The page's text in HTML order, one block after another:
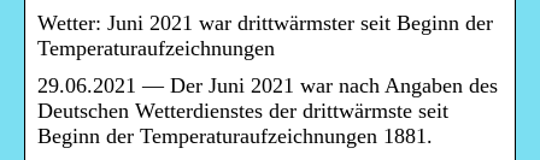
Wetter: Juni 2021 war drittwärmster seit Beginn der
Temperaturaufzeichnungen
29.06.2021 — Der Juni 2021 war nach Angaben des
Deutschen Wetterdienstes der drittwärmste seit
Beginn der Temperaturaufzeichnungen 1881.